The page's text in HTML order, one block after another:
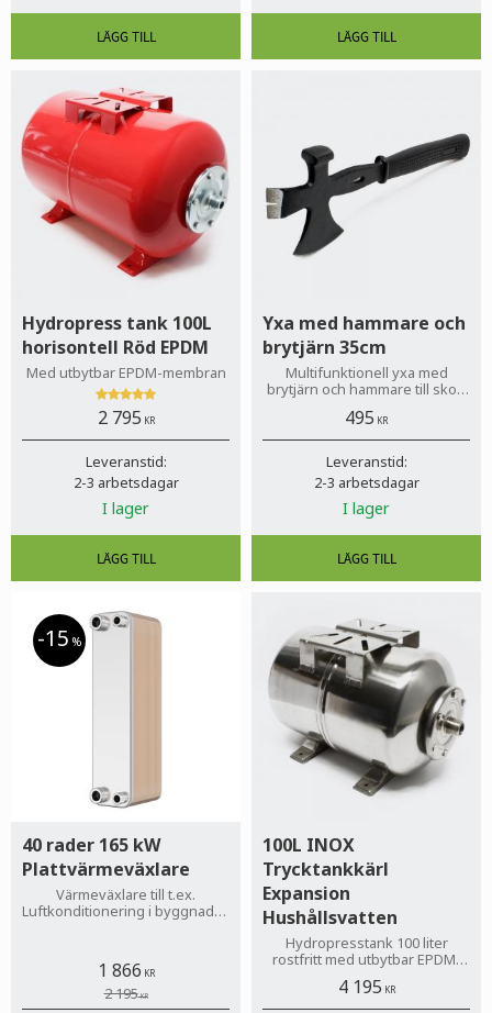
Hydropress tank 100L
horisontell Röd EPDM
Med utbytbar EPDM-membran
2 795 KR
Leveranstid:
2-3 arbetsdagar
I lager
Yxa med hammare och
brytjärn 35cm
Multifunktionell yxa med
brytjärn och hammare till skog
495 KR
Leveranstid:
2-3 arbetsdagar
I lager
40 rader 165 kW
Plattvärmeväxlare
Värmeväxlare till t.ex.
Luftkonditionering i byggnader,
Varmvattenberedning
1 866 KR
2 195KR
15 %
100L INOX
Trycktankkärl
Expansion
Hushållsvatten
Hydropresstank 100 liter
rostfritt med utbytbar EPDM-
membran
4 195 KR